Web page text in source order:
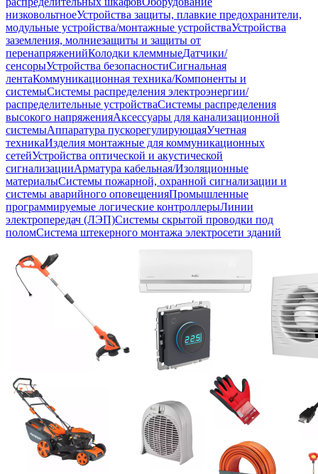
низковольтноеУстройства защиты, плавкие предохранители,
модульные устройства/монтажные устройстваУстройства
заземления, молниезащиты и защиты от
перенапряженийКолодки клеммныеДатчики/
сенсорыУстройства безопасностиСигнальная
лентаКоммуникационная техника/Компоненты и
системыСистемы распределения электроэнергии/
распределительные устройстваСистемы распределения
высокого напряженияАксессуары для канализационной
системыАппаратура пускорегулирующаяУчетная
техникаИзделия монтажные для коммуникационных
сетейУстройства оптической и акустической
сигнализацииАрматура кабельная/Изоляционные
материалыСистемы пожарной, охранной сигнализации и
системы аварийного оповещенияПромышленные
программируемые логические контроллерыЛинии
электропередач (ЛЭП)Системы скрытой проводки под
поломСистема штекерного монтажа электросети зданий